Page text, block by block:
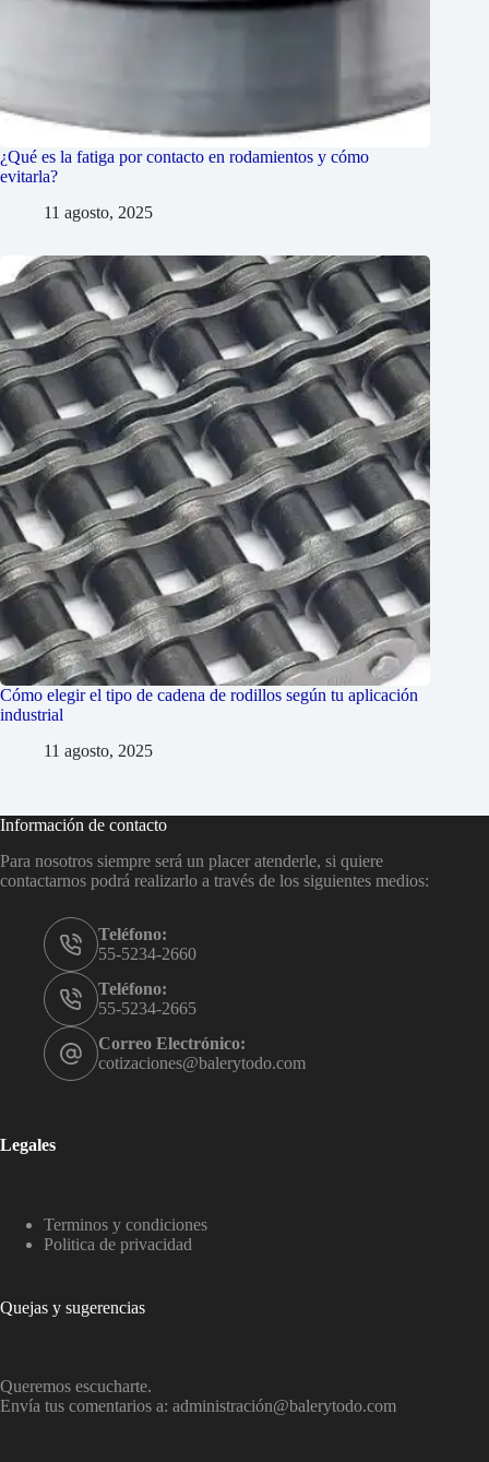
¿Qué es la fatiga por contacto en rodamientos y cómo
evitarla?
11 agosto, 2025
Cómo elegir el tipo de cadena de rodillos según tu aplicación
industrial
11 agosto, 2025
Información de contacto
Para nosotros siempre será un placer atenderle, si quiere
contactarnos podrá realizarlo a través de los siguientes medios:
Teléfono:
55-5234-2660
Teléfono:
55-5234-2665
Correo Electrónico:
cotizaciones@balerytodo.com
Legales
Terminos y condiciones
Politica de privacidad
Quejas y sugerencias
Queremos escucharte.
Envía tus comentarios a: administración@balerytodo.com